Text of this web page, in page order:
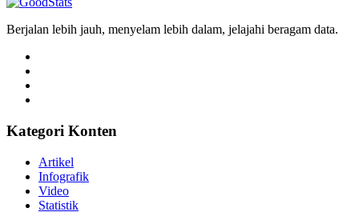
Berjalan lebih jauh, menyelam lebih dalam, jelajahi beragam data.
Kategori Konten
Artikel
Infografik